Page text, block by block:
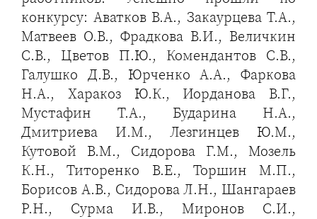
конкурсу: Аватков В.А., Закаурцева Т.А.,
Матвеев О.В., Фрадкова В.И., Величкин
С.В., Цветов П.Ю., Комендантов С.В.,
Галушко Д.В., Юрченко А.А., Фаркова
Н.А., Харакоз Ю.К., Иорданова В.Г.,
Мустафин Т.А., Бударина Н.А.,
Дмитриева И.М., Лезгинцев Ю.М.,
Кутовой В.М., Сидорова Г.М., Мозель
К.Н., Титоренко В.Е., Торшин М.П.,
Борисов А.В., Сидорова Л.Н., Шангараев
Р.Н., Сурма И.В., Миронов С.И.,